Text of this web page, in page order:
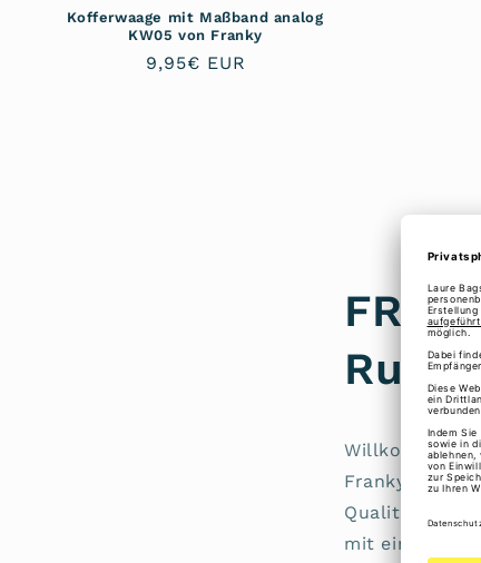
Kofferwaage mit Maßband analog
KW05 von Franky
Normaler
9,95€ EUR
Willkommen
Franky für
Qualität und
mit einem